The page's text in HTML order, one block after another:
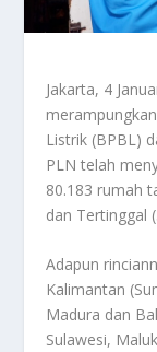
Jakarta, 4
Listrik (BPBL)
PLN telah
80.183 rumah
dan Tertinggal
Adapun
Kalimantan
Madura dan
Sulawesi,